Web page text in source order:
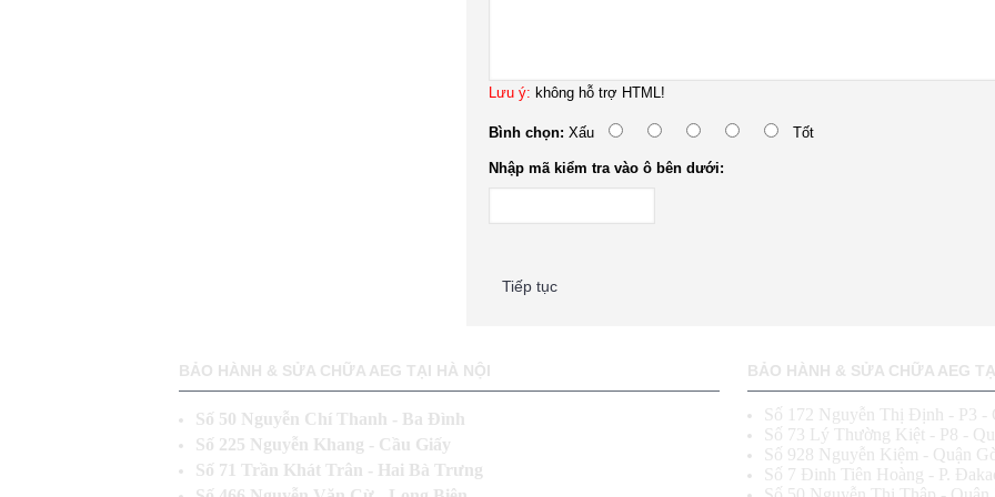
Lưu ý: không hỗ trợ HTML!
Bình chọn: Xấu Tốt
Nhập mã kiểm tra vào ô bên dưới:
Tiếp tục
BẢO HÀNH & SỬA CHỮA AEG TẠI HÀ NỘI
Số 50 Nguyễn Chí Thanh - Ba Đình
Số 225 Nguyễn Khang - Cầu Giấy
Số 71 Trần Khát Trân - Hai Bà Trưng
BẢO HÀNH & SỬA CHỮA AEG
Số 172 Nguyễn Thị Định - P3 -
Số 73 Lý Thường Kiệt - P8 -
Số 928 Nguyễn Kiệm - Quận
Số 7 Đinh Tiên Hoàng - P.